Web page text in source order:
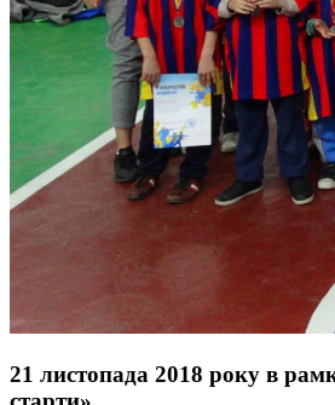
21 листопада 2018 року в